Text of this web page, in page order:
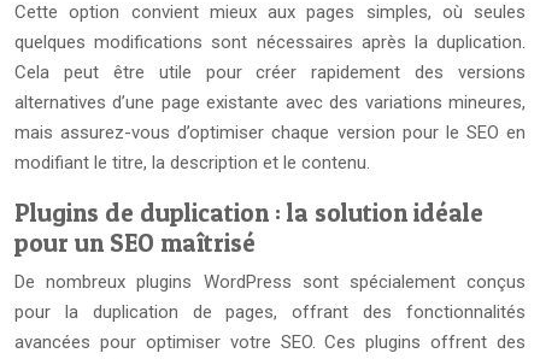
Cette option convient mieux aux pages simples, où seules
quelques modifications sont nécessaires après la duplication.
Cela peut être utile pour créer rapidement des versions
alternatives d’une page existante avec des variations mineures,
mais assurez-vous d’optimiser chaque version pour le SEO en
modifiant le titre, la description et le contenu.
Plugins de duplication : la solution idéale
pour un SEO maîtrisé
De nombreux plugins WordPress sont spécialement conçus
pour la duplication de pages, offrant des fonctionnalités
avancées pour optimiser votre SEO. Ces plugins offrent des